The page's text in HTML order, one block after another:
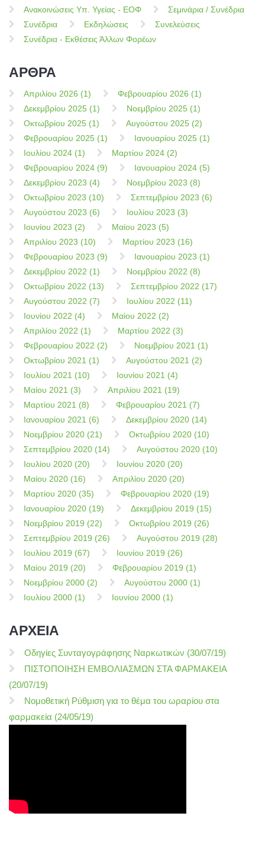
Ανακοινώσεις Υπ. Υγείας - ΕΟΦ
Σεμινάρια / Συνέδρια
Συνέδρια
Εκδηλώσεις
Συνελεύσεις
Συνέδρια - Εκθέσεις Άλλων Φορέων
ΑΡΘΡΑ
Απριλίου 2026 (1)
Φεβρουαρίου 2026 (1)
Δεκεμβρίου 2025 (1)
Νοεμβρίου 2025 (1)
Οκτωβρίου 2025 (1)
Αυγούστου 2025 (2)
Φεβρουαρίου 2025 (1)
Ιανουαρίου 2025 (1)
Ιουλίου 2024 (1)
Μαρτίου 2024 (2)
Φεβρουαρίου 2024 (9)
Ιανουαρίου 2024 (5)
Δεκεμβρίου 2023 (4)
Νοεμβρίου 2023 (8)
Οκτωβρίου 2023 (10)
Σεπτεμβρίου 2023 (6)
Αυγούστου 2023 (6)
Ιουλίου 2023 (3)
Ιουνίου 2023 (2)
Μαίου 2023 (5)
Απριλίου 2023 (10)
Μαρτίου 2023 (16)
Φεβρουαρίου 2023 (9)
Ιανουαρίου 2023 (1)
Δεκεμβρίου 2022 (1)
Νοεμβρίου 2022 (8)
Οκτωβρίου 2022 (13)
Σεπτεμβρίου 2022 (17)
Αυγούστου 2022 (7)
Ιουλίου 2022 (11)
Ιουνίου 2022 (4)
Μαίου 2022 (2)
Απριλίου 2022 (1)
Μαρτίου 2022 (3)
Φεβρουαρίου 2022 (2)
Νοεμβρίου 2021 (1)
Οκτωβρίου 2021 (1)
Αυγούστου 2021 (2)
Ιουλίου 2021 (10)
Ιουνίου 2021 (4)
Μαίου 2021 (3)
Απριλίου 2021 (19)
Μαρτίου 2021 (8)
Φεβρουαρίου 2021 (7)
Ιανουαρίου 2021 (6)
Δεκεμβρίου 2020 (14)
Νοεμβρίου 2020 (21)
Οκτωβρίου 2020 (10)
Σεπτεμβρίου 2020 (14)
Αυγούστου 2020 (10)
Ιουλίου 2020 (20)
Ιουνίου 2020 (20)
Μαίου 2020 (16)
Απριλίου 2020 (20)
Μαρτίου 2020 (35)
Φεβρουαρίου 2020 (19)
Ιανουαρίου 2020 (19)
Δεκεμβρίου 2019 (15)
Νοεμβρίου 2019 (22)
Οκτωβρίου 2019 (26)
Σεπτεμβρίου 2019 (26)
Αυγούστου 2019 (28)
Ιουλίου 2019 (67)
Ιουνίου 2019 (26)
Μαίου 2019 (20)
Φεβρουαρίου 2019 (1)
Νοεμβρίου 2000 (2)
Αυγούστου 2000 (1)
Ιουλίου 2000 (1)
Ιουνίου 2000 (1)
ΑΡΧΕΙΑ
Οδηγίες Συνταγογράφησης Ναρκωτικών (30/07/19)
ΠΙΣΤΟΠΟΙΗΣΗ ΕΜΒΟΛΙΑΣΜΩΝ ΣΤΑ ΦΑΡΜΑΚΕΙΑ
(20/07/19)
Νομοθετική Ρύθμιση για το θέμα του ωραρίου στα
φαρμακεία (24/05/19)